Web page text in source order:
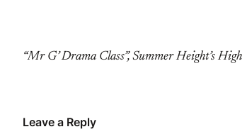
“Mr G’ Drama Class”, Summer Height’s High
Leave a Reply